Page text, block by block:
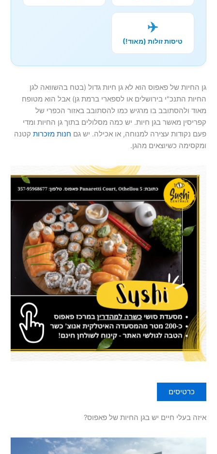
✈️
טיסות זולות (מאוד!)
גן החיות של פאפוס הוא לא גן חיות גדול (בטח בהשוואה לגן
החיות התנכ"י בירושלים או לספארי ברמת גן) אבל הוא מטופח
מאוד ולהסתובב בו מרגיש כמו להסתובב באזור הכפרי של
קפריסין מאשר בגן חיות. יש כמה מסלולים בתוך גן החיות ומדי
פעם נקודות עצירה למנוחה, או אכילה. יש גם חנות מזכרות קטנה
ומקסימה כשיוצאים מהגן.
כרטיסים
איזה בעלי חיים יש בגן החיות של פאפוס?